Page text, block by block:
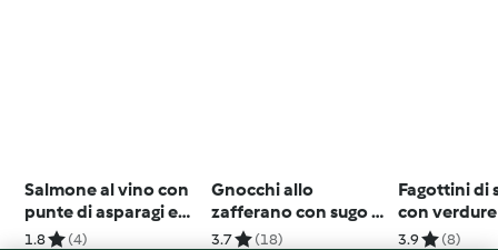
Salmone al vino con
punte di asparagi e
quinoa
1.8 (4)
Gnocchi allo
zafferano con sugo al
radicchio
3.7 (18)
Fagottini di
con verdure
3.9 (8)